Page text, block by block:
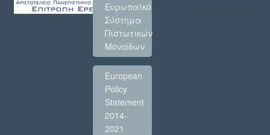
Ευρωπαϊκό
Σύστημα
Πιστωτικών
Μονάδων
European
Policy
Statement
2014-
2021